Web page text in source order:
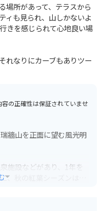
場所があって、テラスから
ィも見られ、山しかないよ
きを感じられて心地良い場
れなりにカーブもありツー
の正確性は保証されていませ
牆山を正面に望む風光明
施設などがあり、1年を
、秋の紅葉シーズンは人